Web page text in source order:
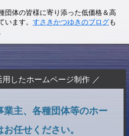
団体の皆様に寄り添った低価格＆高
ます。 すさきかつゆきのブログも
したホームページ制作 ／
業主、各種団体等のホー
任せください。